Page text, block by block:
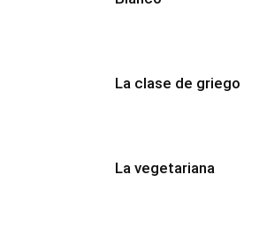
La clase de griego
La vegetariana